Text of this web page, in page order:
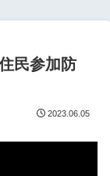
民参加防
2023.06.05